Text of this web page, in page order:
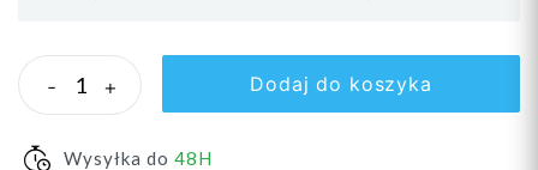
- + Dodaj do koszyka
Wysyłka do 48H